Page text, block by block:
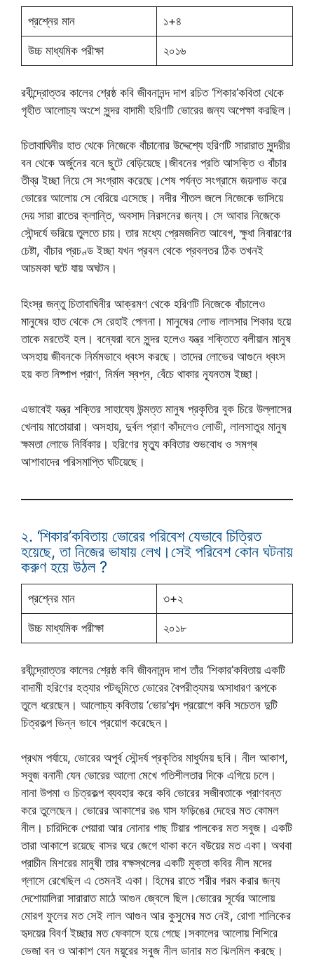
প্রশ্নের মান ১+৪
উচ্চ মাধ্যমিক পরীক্ষা ২০১৬
রবীন্দ্রোত্তর কালের শ্রেষ্ঠ কবি জীবনানন্দ দাশ রচিত ‘শিকার’কবিতা থেকে
গৃহীত আলোচ্য অংশে সুন্দর বাদামী হরিণটি ভোরের জন্য অপেক্ষা করছিল।
চিতাবাঘিনীর হাত থেকে নিজেকে বাঁচানোর উদ্দেশ্যে হরিণটি সারারাত সুন্দরীর
বন থেকে অর্জুনের বনে ছুটে বেড়িয়েছে।জীবনের প্রতি আসক্তি ও বাঁচার
তীব্র ইচ্ছা নিয়ে সে সংগ্রাম করেছে।শেষ পর্যন্ত সংগ্রামে জয়লাভ করে
ভোরের আলোয় সে বেরিয়ে এসেছে। নদীর শীতল জলে নিজেকে ভাসিয়ে
দেয় সারা রাতের ক্লান্তি, অবসাদ নিরসনের জন্য। সে আবার নিজেকে
সৌন্দর্যে ভরিয়ে তুলতে চায়। তার মধ্যে প্রেমজনিত আবেগ, ক্ষুধা নিবারণের
চেষ্টা, বাঁচার প্রচণ্ড ইচ্ছা যখন প্রবল থেকে প্রবলতর ঠিক তখনই
আচমকা ঘটে যায় অঘটন।
হিংস্র জন্তু চিতাবাঘিনীর আক্রমণ থেকে হরিণটি নিজেকে বাঁচালেও
মানুষের হাত থেকে সে রেহাই পেলনা। মানুষের লোভ লালসার শিকার হয়ে
তাকে মরতেই হল। বন্যেরা বনে সুন্দর হলেও যন্ত্র শক্তিতে বলীয়ান মানুষ
অসহায় জীবনকে নির্মমভাবে ধ্বংস করছে। তাদের লোভের আগুনে ধ্বংস
হয় কত নিষ্পাপ প্রাণ, নির্মল স্বপ্ন, বেঁচে থাকার ন্যূনতম ইচ্ছা।
এভাবেই যন্ত্র শক্তির সাহায্যে উন্মত্ত মানুষ প্রকৃতির বুক চিরে উল্লাসের
খেলায় মাতোয়ারা। অসহায়, দুর্বল প্রাণ কাঁদলেও লোভী, লালসাতুর মানুষ
ক্ষমতা লোভে নির্বিকার। হরিণের মৃত্যু কবিতার শুভবোধ ও সমগ্ৰ
আশাবাদের পরিসমাপ্তি ঘটিয়েছে।
২. ‘শিকার’কবিতায় ভোরের পরিবেশ যেভাবে চিত্রিত
হয়েছে, তা নিজের ভাষায় লেখ।সেই পরিবেশ কোন ঘটনায়
করুণ হয়ে উঠল ?
প্রশ্নের মান ৩+২
উচ্চ মাধ্যমিক পরীক্ষা ২০১৮
রবীন্দ্রোত্তর কালের শ্রেষ্ঠ কবি জীবনানন্দ দাশ তাঁর ‘শিকার’কবিতায় একটি
বাদামী হরিণের হত্যার পটভূমিতে ভোরের বৈপরীত্যময় অসাধারণ রূপকে
তুলে ধরেছেন। আলোচ্য কবিতায় ‘ভোর’শব্দ প্রয়োগে কবি সচেতন দুটি
চিত্রকল্প ভিন্ন ভাবে প্রয়োগ করেছেন।
প্রথম পর্যায়ে, ভোরের অপূর্ব সৌন্দর্য প্রকৃতির মাধুর্যময় ছবি। নীল আকাশ,
সবুজ বনানী যেন ভোরের আলো মেখে গতিশীলতার দিকে এগিয়ে চলে।
নানা উপমা ও চিত্রকল্প ব্যবহার করে কবি ভোরের সজীবতাকে প্রাণবন্ত
করে তুলেছেন। ভোরের আকাশের রঙ ঘাস ফড়িঙের দেহের মত কোমল
নীল। চারিদিকে পেয়ারা আর নোনার গাছ টিয়ার পালকের মত সবুজ। একটি
তারা আকাশে রয়েছে বাসর ঘরে জেগে থাকা কনে বউয়ের মত একা। অথবা
প্রাচীন মিশরের মানুষী তার বক্ষস্থলের একটি মুক্তা কবির নীল মদের
গ্লাসে রেখেছিল এ তেমনই একা। হিমের রাতে শরীর গরম করার জন্য
দেশোয়ালিরা সারারাত মাঠে আগুন জ্বেলে ছিল।ভোরের সূর্যের আলোয়
মোরগ ফুলের মত সেই লাল আগুন আর কুসুমের মত নেই, রোগা শালিকের
হৃদয়ের বিবর্ণ ইচ্ছার মত ফেকাসে হয়ে গেছে।সকালের আলোয় শিশিরে
ভেজা বন ও আকাশ যেন ময়ূরের সবুজ নীল ডানার মত ঝিলমিল করছে।